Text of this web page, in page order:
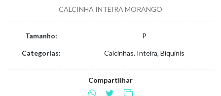
CALCINHA INTEIRA MORANGO
Tamanho: P
Categorias: Calcinhas, Inteira, Biquinis
Compartilhar